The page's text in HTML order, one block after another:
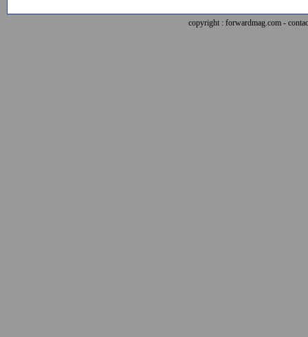
copyright : forwardmag.com -